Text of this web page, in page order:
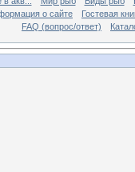
о сайте
Гостевая
FAQ (вопрос/ответ)